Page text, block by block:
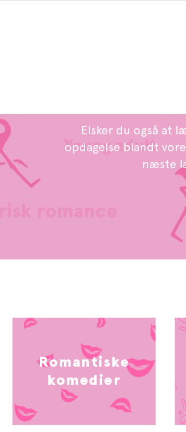
Elsker du også at
opdagelse blandt
næste
Romantiske
komedier